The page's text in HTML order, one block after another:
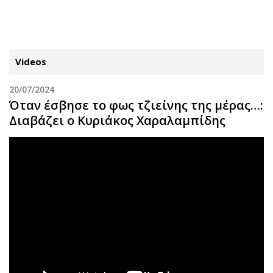
ΚΑΤΗΓΟΡΙΕΣ ΣΥΝΔΕΣΗ
Κύπρος
Απόψεις
Videos
20/07/2024
Όταν έσβησε το φως τζιείνης της μέρας…:
Διαβάζει ο Κυριάκος Χαραλαμπίδης